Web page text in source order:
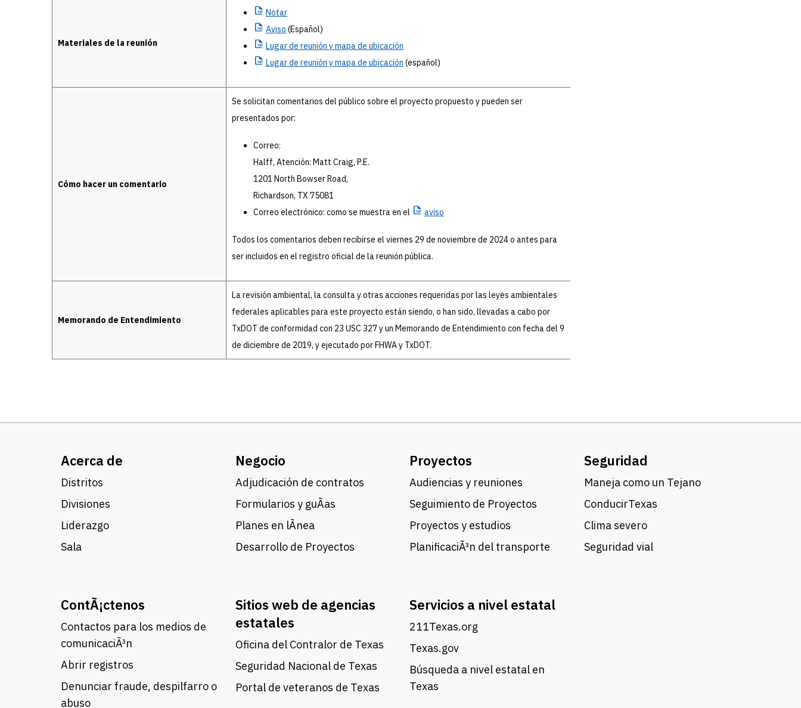
Materiales de la reunión
Notar
Aviso (Español)
Lugarde reunión y mapa de ubicación
Lugarde reunión y mapa de ubicación (español)
Cómo hacer un comentario
Se solicitan comentarios del público sobre el proyecto propuesto y pueden ser
presentados por:
Correo:
Halff, Atención: Matt Craig, P.E.
1201 North Bowser Road,
Richardson, TX 75081
Correo electrónico: como se muestra en el
aviso
Todos los comentarios deben recibirse el viernes 29 de noviembre de 2024 o antes para
ser incluidos en el registro oficial de la reunión pública.
Memorando de Entendimiento
La revisión ambiental, la consulta y otras acciones requeridas por las leyes ambientales
federales aplicables para este proyecto están siendo, o han sido, llevadas a cabo por
TxDOT de conformidad con 23 USC 327 y un Memorando de Entendimiento con fecha del 9
de diciembre de 2019, y ejecutado por FHWA y TxDOT.
Acerca de
Distritos
Divisiones
Liderazgo
Sala
Negocio
Adjudicación de contratos
Formularios y guÃ­as
Planes en lÃ­nea
Desarrollo de Proyectos
Proyectos
Audiencias y reuniones
Seguimiento de Proyectos
Proyectos y estudios
PlanificaciÃ³n del transporte
Seguridad
Maneja como un Tejano
ConducirTexas
Clima severo
Seguridad vial
ContÃ¡ctenos
Contactos para los medios de
comunicaciÃ³n
Abrir registros
Denunciar fraude, despilfarro o
abuso
Sitios web de agencias
estatales
Oficina del Contralor de Texas
Seguridad Nacional de Texas
Portal de veteranos de Texas
Servicios a nivel estatal
211Texas.org
Texas.gov
Búsqueda a nivel estatal en
Texas